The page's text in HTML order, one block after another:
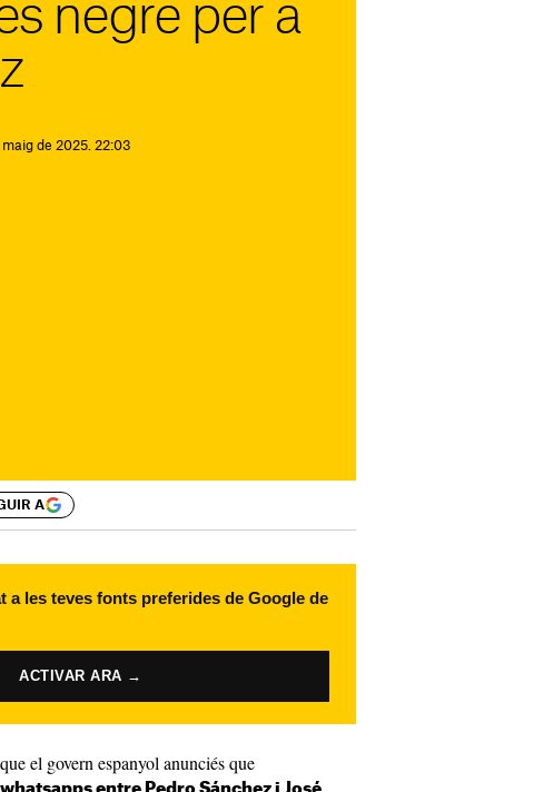
negre per a
de 2025. 22:03
A
a les teves fonts preferides de Google de
ACTIVAR ARA →
el govern espanyol anunciés que